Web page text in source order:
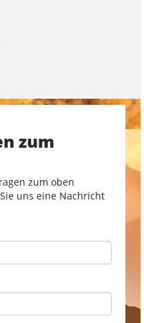
zum
zum oben
uns eine Nachricht